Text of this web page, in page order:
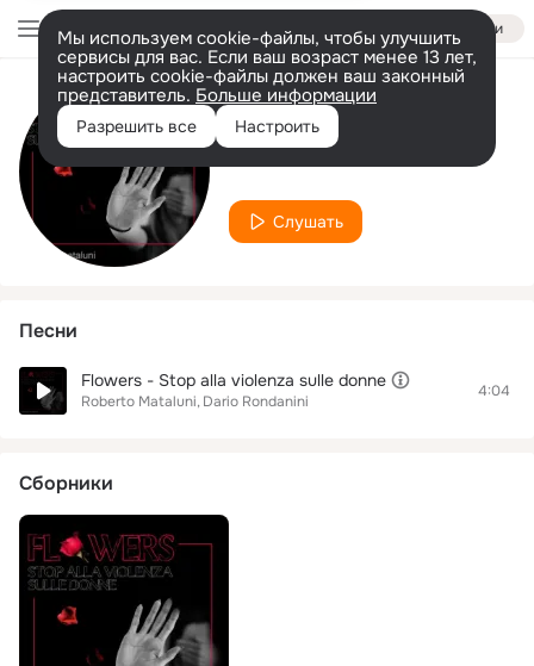
Войти
Мы используем cookie-файлы, чтобы улучшить
сервисы для вас. Если ваш возраст менее 13 лет,
настроить cookie-файлы должен ваш законный
представитель. Больше информации
Разрешить все Настроить
Исполнитель
Dario Rondanini
Слушать
Песни
Flowers - Stop alla violenza sulle donne
Roberto Mataluni Dario Rondanini
4:04
Сборники